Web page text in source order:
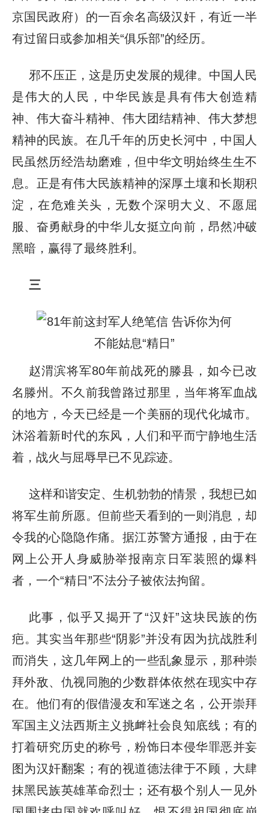
京国民政府）的一百余名高级汉奸，有近一半
有过留日或参加相关“俱乐部”的经历。
邪不压正，这是历史发展的规律。中国人民
是伟大的人民，中华民族是具有伟大创造精
神、伟大奋斗精神、伟大团结精神、伟大梦想
精神的民族。在几千年的历史长河中，中国人
民虽然历经浩劫磨难，但中华文明始终生生不
息。正是有伟大民族精神的深厚土壤和长期积
淀，在危难关头，无数个深明大义、不愿屈
服、奋勇献身的中华儿女挺立向前，昂然冲破
黑暗，赢得了最终胜利。
三
赵渭滨将军80年前战死的滕县，如今已改
名滕州。不久前我曾路过那里，当年将军血战
的地方，今天已经是一个美丽的现代化城市。
沐浴着新时代的东风，人们和平而宁静地生活
着，战火与屈辱早已不见踪迹。
这样和谐安定、生机勃勃的情景，我想已如
将军生前所愿。但前些天看到的一则消息，却
令我的心隐隐作痛。据江苏警方通报，由于在
网上公开人身威胁举报南京日军装照的爆料
者，一个“精日”不法分子被依法拘留。
此事，似乎又揭开了“汉奸”这块民族的伤
疤。其实当年那些“阴影”并没有因为抗战胜利
而消失，这几年网上的一些乱象显示，那种崇
拜外敌、仇视同胞的少数群体依然在现实中存
在。他们有的假借漫友和军迷之名，公开崇拜
军国主义法西斯主义挑衅社会良知底线；有的
打着研究历史的称号，粉饰日本侵华罪恶并妄
图为汉奸翻案；有的视道德法律于不顾，大肆
抹黑民族英雄革命烈士；还有极个别人一见外